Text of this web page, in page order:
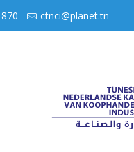
ctnci@planet.tn